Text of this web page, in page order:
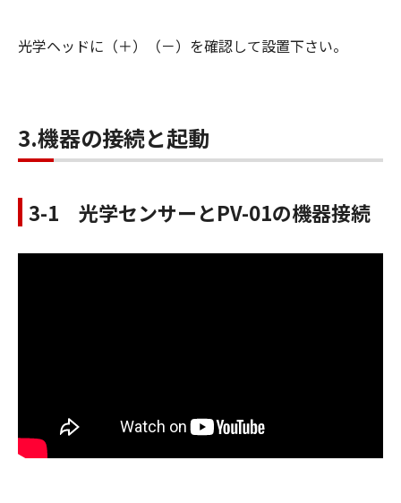
光学ヘッドに（＋）（－）を確認して設置下さい。
3.機器の接続と起動
3-1 光学センサーとPV-01の機器接続